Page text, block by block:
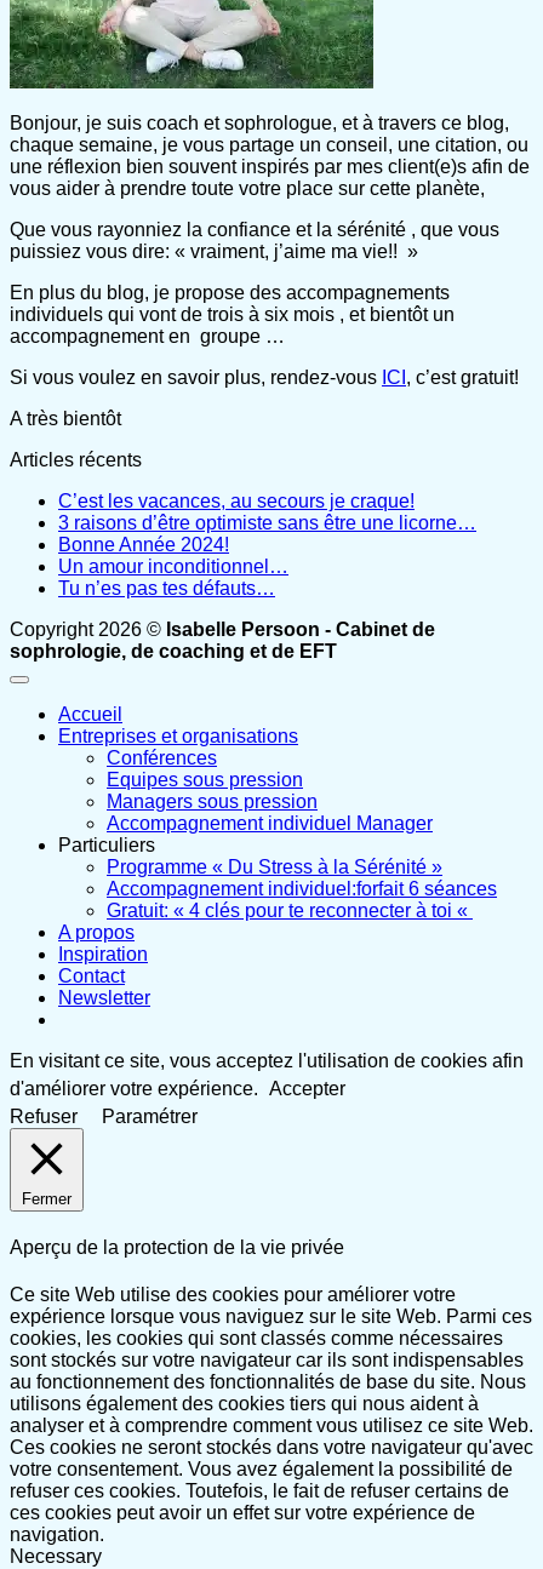
Bonjour, je suis coach et sophrologue, et à travers ce blog,
chaque semaine, je vous partage un conseil, une citation, ou
une réflexion bien souvent inspirés par mes client(e)s afin de
vous aider à prendre toute votre place sur cette planète,
Que vous rayonniez la confiance et la sérénité , que vous
puissiez vous dire: « vraiment, j’aime ma vie!! »
En plus du blog, je propose des accompagnements
individuels qui vont de trois à six mois , et bientôt un
accompagnement en groupe …
Si vous voulez en savoir plus, rendez-vous ICI , c’est gratuit!
A très bientôt
Articles récents
C’est les vacances, au secours je craque!
3 raisons d’être optimiste sans être une licorne…
Bonne Année 2024!
Un amour inconditionnel…
Tu n’es pas tes défauts…
Copyright 2026 © Isabelle Persoon - Cabinet de
sophrologie, de coaching et de EFT
Accueil
Entreprises et organisations
Conférences
Equipes sous pression
Managers sous pression
Accompagnement individuel Manager
Particuliers
Programme « Du Stress à la Sérénité »
Accompagnement individuel:forfait 6 séances
Gratuit: « 4 clés pour te reconnecter à toi «
A propos
Inspiration
Contact
Newsletter
En visitant ce site, vous acceptez l'utilisation de cookies afin
d'améliorer votre expérience. Accepter
Refuser
Paramétrer
Fermer
Aperçu de la protection de la vie privée
Ce site Web utilise des cookies pour améliorer votre
expérience lorsque vous naviguez sur le site Web. Parmi ces
cookies, les cookies qui sont classés comme nécessaires
sont stockés sur votre navigateur car ils sont indispensables
au fonctionnement des fonctionnalités de base du site. Nous
utilisons également des cookies tiers qui nous aident à
analyser et à comprendre comment vous utilisez ce site Web.
Ces cookies ne seront stockés dans votre navigateur qu'avec
votre consentement. Vous avez également la possibilité de
refuser ces cookies. Toutefois, le fait de refuser certains de
ces cookies peut avoir un effet sur votre expérience de
navigation.
Necessary